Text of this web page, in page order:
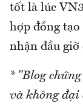
tốt là lúc
hợp đồng
nhận đầu giờ
* "Blog
và không đại